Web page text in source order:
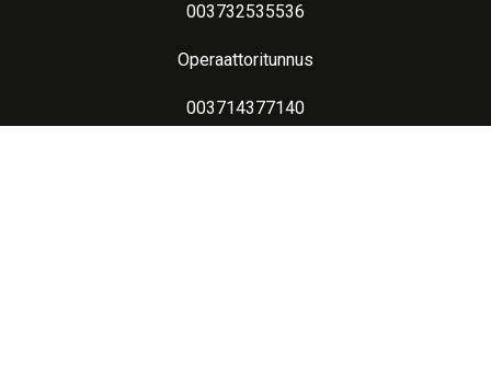
003732535536
Operaattoritunnus
003714377140